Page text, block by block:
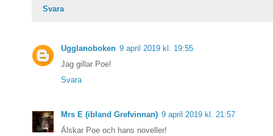
Svara
Ugglanoboken 9 april 2019 kl. 19:55
Jag gillar Poe!
Svara
Mrs E (ibland Grefvinnan) 9 april 2019 kl. 21:57
Älskar Poe och hans noveller!